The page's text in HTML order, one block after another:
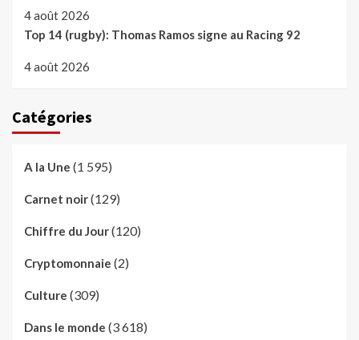
4 août 2026
Top 14 (rugby): Thomas Ramos signe au Racing 92
4 août 2026
Catégories
A la Une (1 595)
Carnet noir(129)
Chiffre du Jour(120)
Cryptomonnaie (2)
Culture (309)
Dans le monde (3 618)